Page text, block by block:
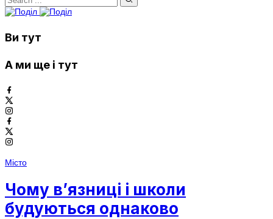
Ви тут
А ми ще і тут
Місто
Чому в’язниці і школи
будуються однаково